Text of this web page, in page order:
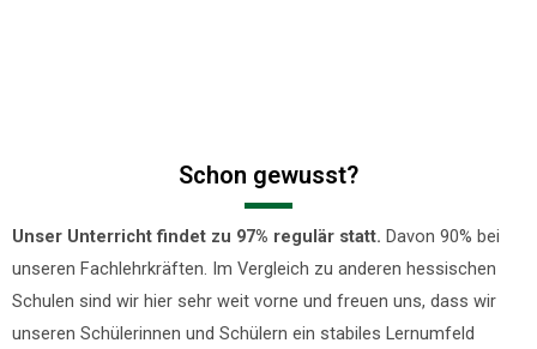
Schon gewusst?
Unser Unterricht findet zu 97% regulär statt. Davon 90% bei
unseren Fachlehrkräften. Im Vergleich zu anderen hessischen
Schulen sind wir hier sehr weit vorne und freuen uns, dass wir
unseren Schülerinnen und Schülern ein stabiles Lernumfeld